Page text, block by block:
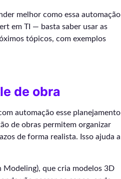
melhor como essa automação
em TI — basta saber usar as
tópicos, com exemplos
de obra
automação esse planejamento
de obras permitem organizar
de forma realista. Isso ajuda a
que cria modelos 3D